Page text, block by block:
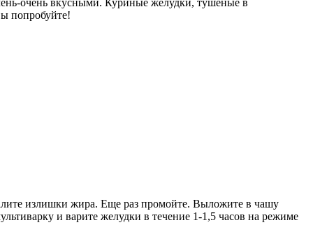
попробуйте!
излишки жира. Еще раз промойте. Выложите в чашу
и варите желудки в течение 1-1,5 часов на режиме